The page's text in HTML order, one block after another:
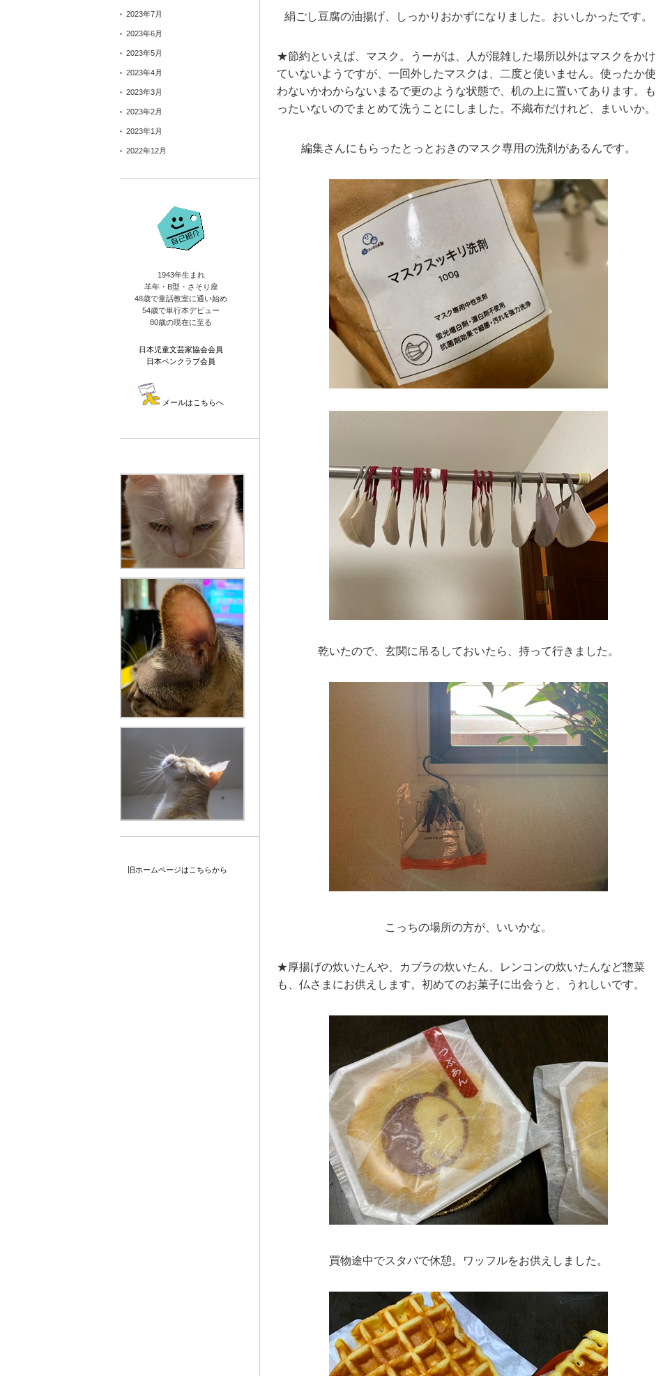
絹ごし豆腐の油揚げ、しっかりおかずになりました。おいしかったです。
★節約といえば、マスク。うーがは、人が混雑した場所以外はマスクをかけ
ていないようですが、一回外したマスクは、二度と使いません。使ったか使
わないかわからないまるで更のような状態で、机の上に置いてあります。も
ったいないのでまとめて洗うことにしました。不織布だけれど、まいいか。
編集さんにもらったとっとおきのマスク専用の洗剤があるんです。
乾いたので、玄関に吊るしておいたら、持って行きました。
こっちの場所の方が、いいかな。
★厚揚げの炊いたんや、カブラの炊いたん、レンコンの炊いたんなど惣菜
も、仏さまにお供えします。初めてのお菓子に出会うと、うれしいです。
買物途中でスタバで休憩。ワッフルをお供えしました。
2023年7月
2023年6月
2023年5月
2023年4月
2023年3月
2023年2月
2023年1月
2022年12月
1943年生まれ
羊年・B型・さそり座
48歳で童話教室に通い始め
54歳で単行本デビュー
80歳の現在に至る
日本児童文芸家協会会員
日本ペンクラブ会員
メールはこちらへ
旧ホームページはこちらから